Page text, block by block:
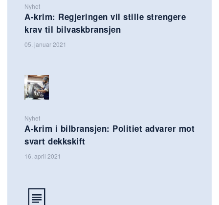
Nyhet
A-krim: Regjeringen vil stille strengere
krav til bilvaskbransjen
05. januar 2021
Nyhet
A-krim i bilbransjen: Politiet advarer mot
svart dekkskift
16. april 2021